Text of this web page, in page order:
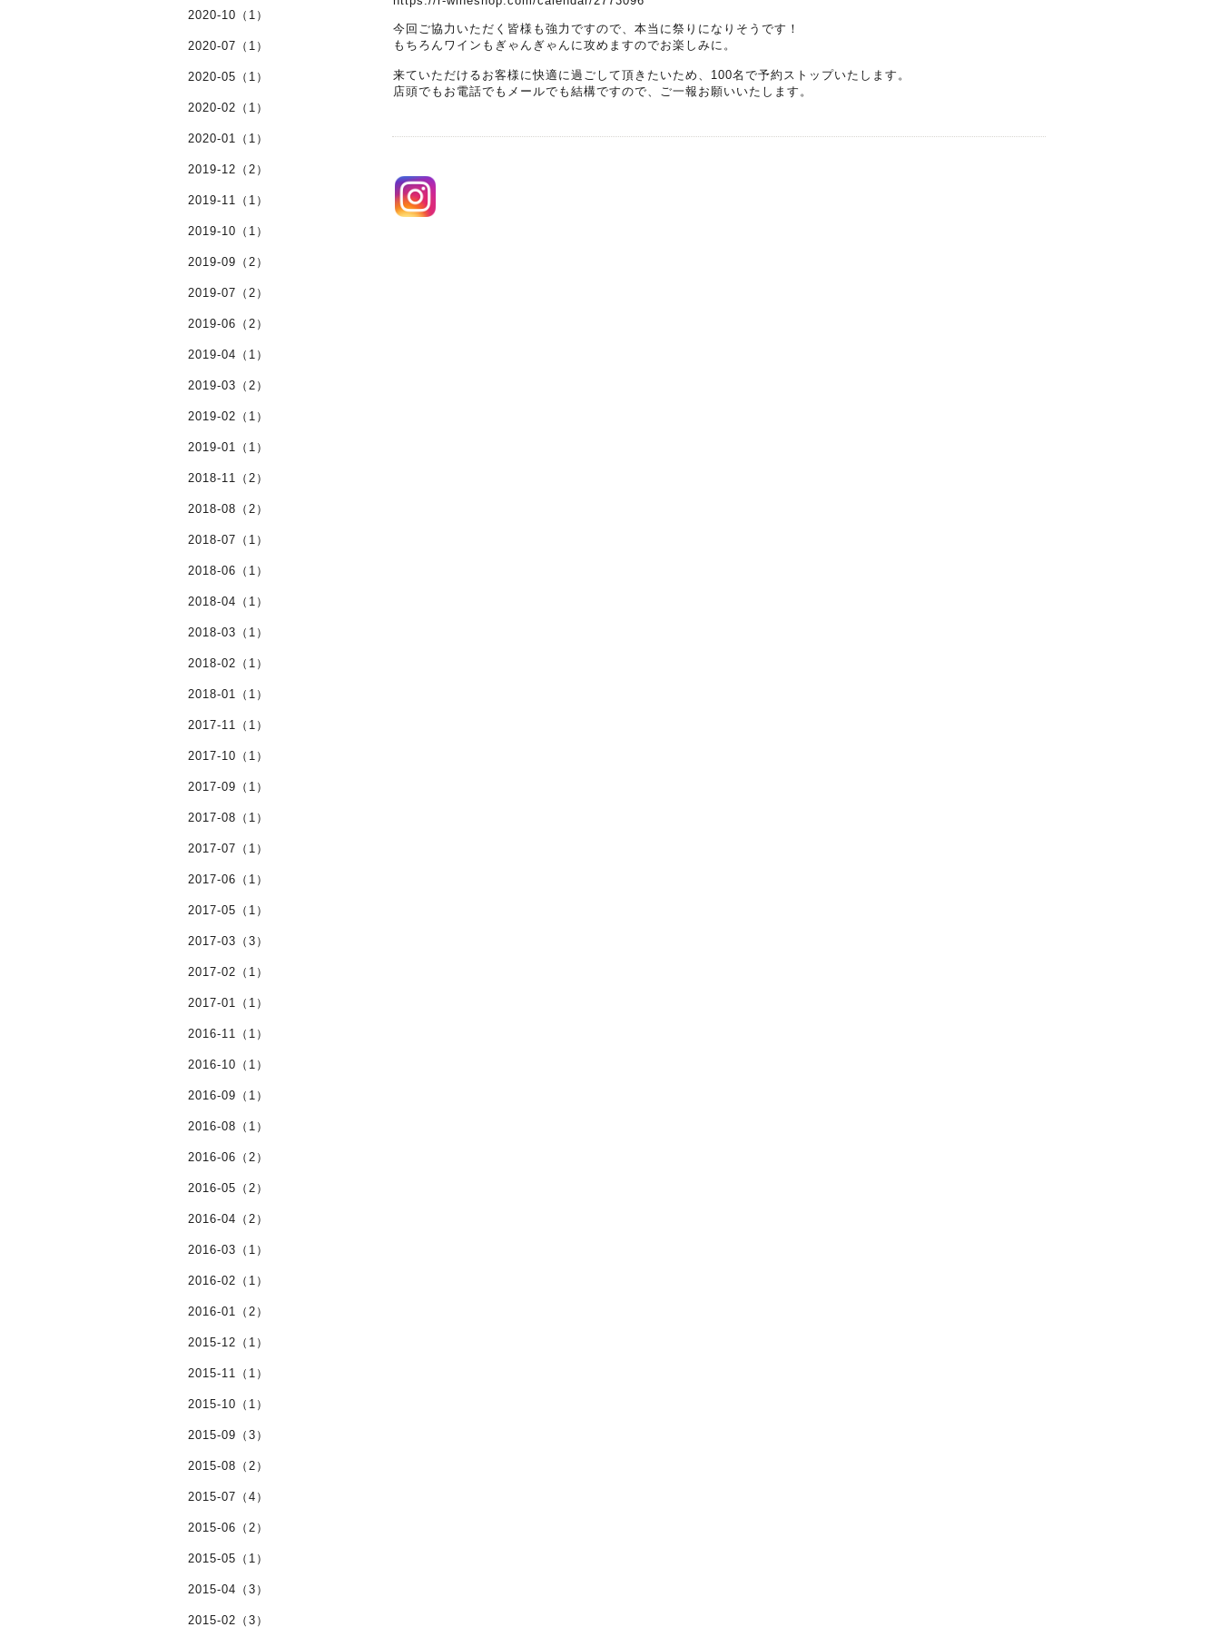
今回ご協力いただく皆様も強力ですので、本当に祭りになりそうです！
もちろんワインもぎゃんぎゃんに攻めますのでお楽しみに。
来ていただけるお客様に快適に過ごして頂きたいため、100名で予約ストップいたします。
店頭でもお電話でもメールでも結構ですので、ご一報お願いいたします。
2020-10（1）
2020-07（1）
2020-05（1）
2020-02（1）
2020-01（1）
2019-12（2）
2019-11（1）
2019-10（1）
2019-09（2）
2019-07（2）
2019-06（2）
2019-04（1）
2019-03（2）
2019-02（1）
2019-01（1）
2018-11（2）
2018-08（2）
2018-07（1）
2018-06（1）
2018-04（1）
2018-03（1）
2018-02（1）
2018-01（1）
2017-11（1）
2017-10（1）
2017-09（1）
2017-08（1）
2017-07（1）
2017-06（1）
2017-05（1）
2017-03（3）
2017-02（1）
2017-01（1）
2016-11（1）
2016-10（1）
2016-09（1）
2016-08（1）
2016-06（2）
2016-05（2）
2016-04（2）
2016-03（1）
2016-02（1）
2016-01（2）
2015-12（1）
2015-11（1）
2015-10（1）
2015-09（3）
2015-08（2）
2015-07（4）
2015-06（2）
2015-05（1）
2015-04（3）
2015-02（3）